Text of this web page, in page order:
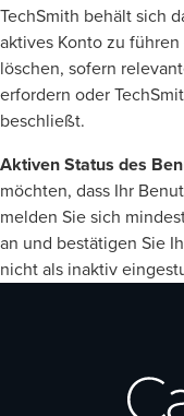
TechSmith behält sich
aktives Konto zu
löschen, sofern
erfordern oder
beschließt.
Aktiven Status des
möchten, dass Ihr
melden Sie sich
an und bestätigen Sie
nicht als inaktiv